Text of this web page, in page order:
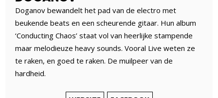
Doganov bewandelt het pad van de electro met
beukende beats en een scheurende gitaar. Hun album
‘Conducting Chaos’ staat vol van heerlijke stampende
maar melodieuze heavy sounds. Vooral Live weten ze
te raken, en goed te raken. De muilpeer van de
hardheid.